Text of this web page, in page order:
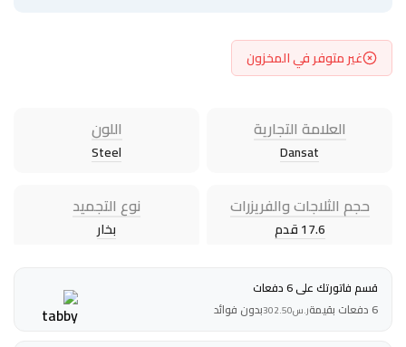
غير متوفر في المخزون
العلامة التجارية
Dansat
اللون
Steel
حجم الثلاجات والفريزرات
17.6 قدم
نوع التجميد
بخار
قسم فاتورتك على 6 دفعات
6 دفعات بقيمة
ر.س302.50بدون فوائد